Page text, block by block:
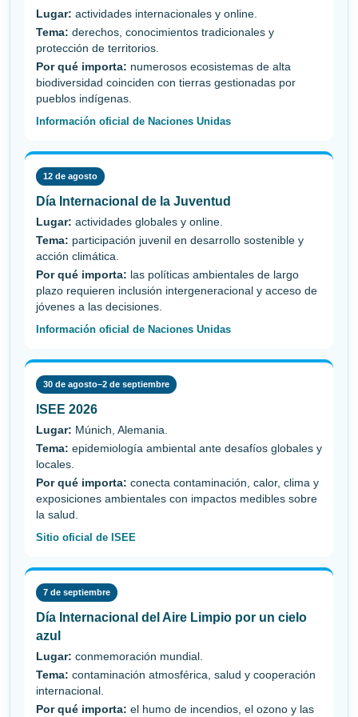
Lugar: actividades internacionales y online.
Tema: derechos, conocimientos tradicionales y
protección de territorios.
Por qué importa: numerosos ecosistemas de alta
biodiversidad coinciden con tierras gestionadas por
pueblos indígenas.
Información oficial de Naciones Unidas
12 de agosto
Día Internacional de la Juventud
Lugar: actividades globales y online.
Tema: participación juvenil en desarrollo sostenible y
acción climática.
Por qué importa: las políticas ambientales de largo
plazo requieren inclusión intergeneracional y acceso de
jóvenes a las decisiones.
Información oficial de Naciones Unidas
30 de agosto–2 de septiembre
ISEE 2026
Lugar: Múnich, Alemania.
Tema: epidemiología ambiental ante desafíos globales y
locales.
Por qué importa: conecta contaminación, calor, clima y
exposiciones ambientales con impactos medibles sobre
la salud.
Sitio oficial de ISEE
7 de septiembre
Día Internacional del Aire Limpio por un cielo
azul
Lugar: conmemoración mundial.
Tema: contaminación atmosférica, salud y cooperación
internacional.
Por qué importa: el humo de incendios, el ozono y las